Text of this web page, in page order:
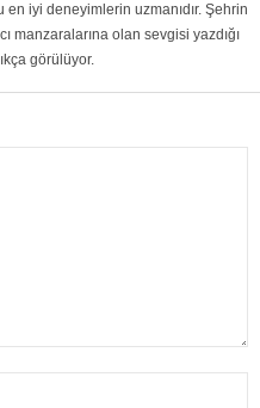
iyi deneyimlerin uzmanıdır. Şehrin
manzaralarına olan sevgisi yazdığı
görülüyor.